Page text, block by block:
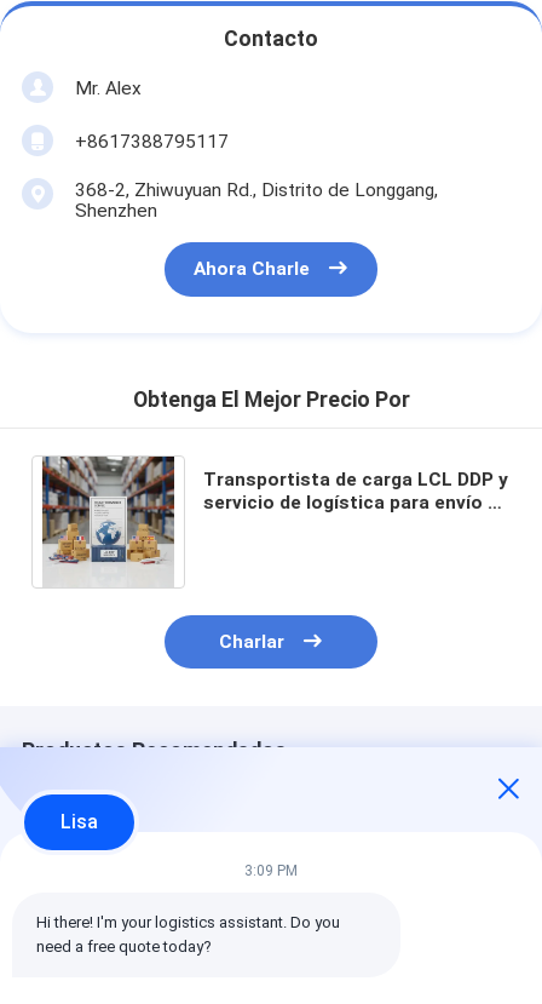
Contacto
Mr. Alex
+8617388795117
368-2, Zhiwuyuan Rd., Distrito de Longgang,
Shenzhen
Ahora Charle
Obtenga El Mejor Precio Por
Transportista de carga LCL DDP y
servicio de logística para envío de
Charlar
Productos Recomendados
Lisa
3:09 PM
Hi there! I'm your logistics assistant. Do you
need a free quote today?